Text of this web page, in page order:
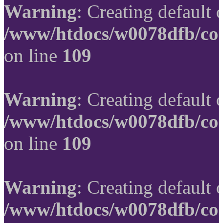
Warning: Creating
/www/htdocs/w0078dfb/
on line 109
Warning: Creating
/www/htdocs/w0078dfb/
on line 109
Warning: Creating
/www/htdocs/w0078dfb/